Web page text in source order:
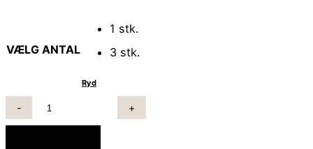
VÆLG ANTAL
1 stk.
3 stk.
Ryd